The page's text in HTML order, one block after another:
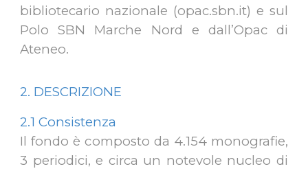
bibliotecario nazionale (opac.sbn.it) e sul
Polo SBN Marche Nord e dall’Opac di
Ateneo.
2. DESCRIZIONE
2.1 Consistenza
Il fondo è composto da 4.154 monografie,
3 periodici, e circa un notevole nucleo di